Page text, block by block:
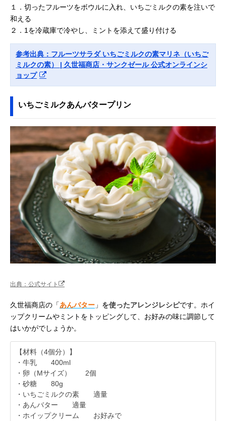
１．切ったフルーツをボウルに入れ、いちごミルクの素を注いで
和える
２．1を冷蔵庫で冷やし、ミントを添えて盛り付ける
参考出典：フルーツサラダ いちごミルクの素マリネ（いちご
ミルクの素） | 久世福商店・サンクゼール 公式オンラインシ
ョップ
いちごミルクあんバタープリン
出典：公式サイト
久世福商店の「あんバター 」 を使ったアレンジレシピです。ホイ
ップクリームやミントをトッピングして、お好みの味に調節して
はいかがでしょうか。
【材料（4個分）】
・牛乳 400ml
・卵（Mサイズ） 2個
・砂糖 80g
・いちごミルクの素 適量
・あんバター 適量
・ホイップクリーム お好みで